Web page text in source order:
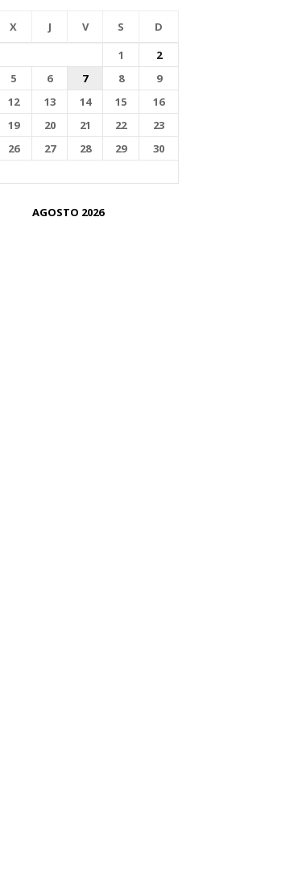
AGOSTO 2026
X J V S
D
1
2
5 6 7 8
9
12 13 14 15
16
19 20 21 22
23
26 27 28 29
30